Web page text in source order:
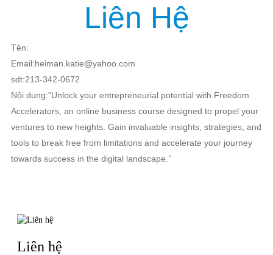
Liên Hệ
Tên:
Email:heiman.katie@yahoo.com
sdt:213-342-0672
Nội dung:”Unlock your entrepreneurial potential with Freedom
Accelerators, an online business course designed to propel your
ventures to new heights. Gain invaluable insights, strategies, and
tools to break free from limitations and accelerate your journey
towards success in the digital landscape.”
Liên hệ